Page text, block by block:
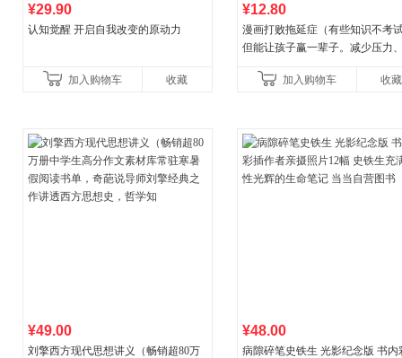
¥29.90
认知觉醒 开启自我改变的原动力
加入购物车 收藏
¥12.80
漫画打败拖延症（有些知识不考
但能让孩子赢一辈子。减少压力
合“小行动”触发大脑行动开
加入购物车 收藏
¥49.00
刘擎西方现代思想讲义（畅销超80万
¥48.00
病隙碎笔史铁生 光影纪念版 书内